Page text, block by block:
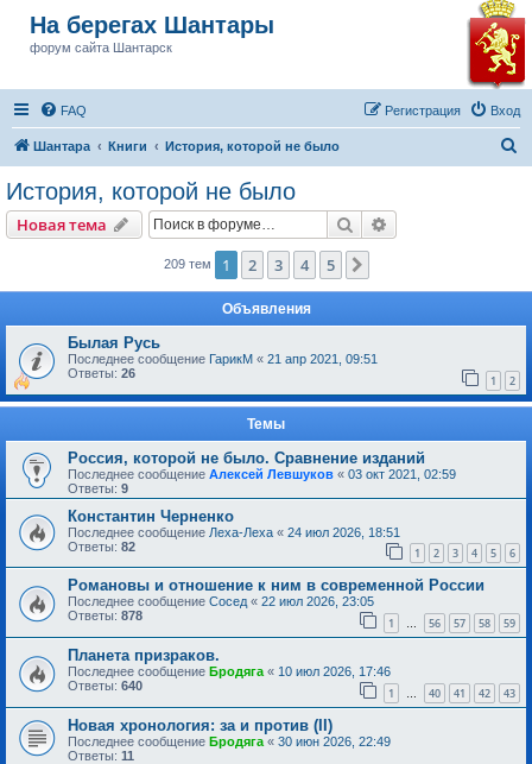
На берегах Шантары
форум сайта Шантарск
FAQ Вход
Регистрация
Шантара Книги История, которой не было
История, которой не было
Новая тема Поиск
209 тем 1 2 3 4 5
Объявления
Былая Русь
Последнее сообщение ГарикМ « 21 апр 2021, 09:51
Ответы: 26 1 2
Темы
Россия, которой не было. Сравнение изданий
Последнее сообщение Алексей Левшуков « 03 окт 2021, 02:59
Ответы: 9
Константин Черненко
Последнее сообщение Леха-Леха « 24 июл 2026, 18:51
Ответы: 82 1 2 3 4 5 6
Романовы и отношение к ним в современной России
Последнее сообщение Сосед « 22 июл 2026, 23:05
Ответы: 878 1 … 56 57 58 59
Планета призраков.
Последнее сообщение Бродяга « 10 июл 2026, 17:46
Ответы: 640 1 … 40 41 42 43
Новая хронология: за и против (II)
Последнее сообщение Бродяга « 30 июн 2026, 22:49
Ответы: 11